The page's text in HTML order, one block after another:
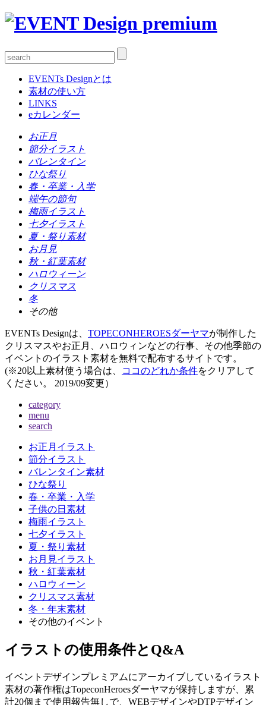
EVENTs Designとは
素材の使い方
LINKS
eカレンダー
お正月
節分イラスト
バレンタイン
ひな祭り
春・卒業・入学
端午の節句
梅雨イラスト
七夕イラスト
夏・祭り素材
お月見
秋・紅葉素材
ハロウィーン
クリスマス
冬
その他
EVENTs Designは、 TOPECONHEROESダーヤマが制作した
クリスマスやお正月、ハロウィンなどの行事、その他季節の
イベントのイラスト素材を無料で配布するサイトです。
(※20以上素材使う場合は、
ココのどれか条件をクリアして
ください。 2019/09変更）
category
menu
search
お正月イラスト
節分イラスト
バレンタイン素材
ひな祭り
春・卒業・入学
子供の日素材
梅雨イラスト
七夕イラスト
夏・祭り素材
お月見イラスト
秋・紅葉素材
ハロウィーン
クリスマス素材
冬・年末素材
その他のイベント
イラストの使用条件とQ&A
イベントデザインプレミアムにアーカイブしているイラスト
素材の著作権はTopeconHeroesダーヤマが保持しますが、累
計20個まで使用報告無しで、WEBデザインやDTPデザイン